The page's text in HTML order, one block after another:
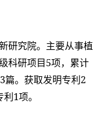
研究院。主要从事植
科研项目 5项，累计
3篇。获取发明专利 2
1项。